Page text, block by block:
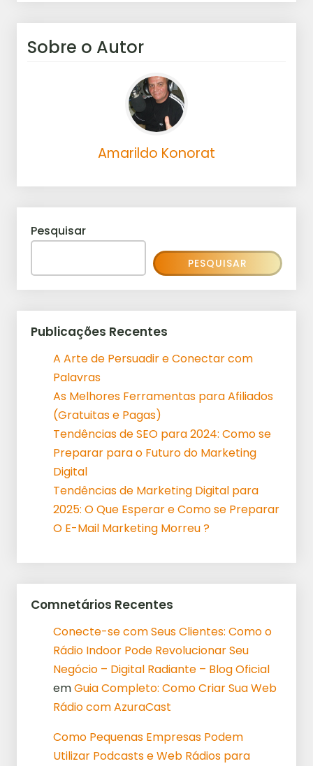
Sobre o Autor
Amarildo Konorat
Pesquisar
PESQUISAR
Publicações Recentes
A Arte de Persuadir e Conectar com
Palavras
As Melhores Ferramentas para Afiliados
(Gratuitas e Pagas)
Tendências de SEO para 2024: Como se
Preparar para o Futuro do Marketing
Digital
Tendências de Marketing Digital para
2025: O Que Esperar e Como se Preparar
O E-Mail Marketing Morreu ?
Comnetários Recentes
Conecte-se com Seus Clientes: Como o
Rádio Indoor Pode Revolucionar Seu
Negócio – Digital Radiante – Blog Oficial
emGuia Completo: Como Criar Sua Web
Rádio com AzuraCast
Como Pequenas Empresas Podem
Utilizar Podcasts e Web Rádios para